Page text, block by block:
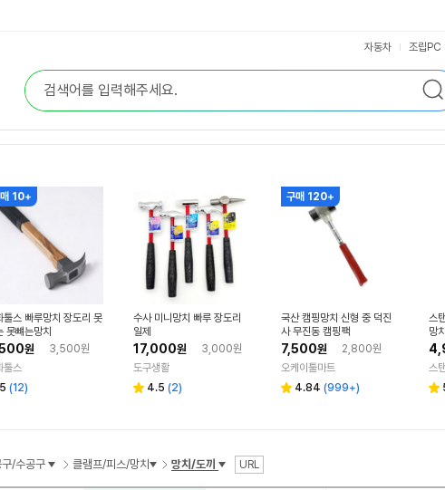
합
검
색
검
색
자동차 조립PC
10+
툴스 빠루망치 장도리 못
못뺴는망치
원
3,500원
툴스
5 리
(12)
수사 미니망치 빠루 장도리
일제
17,000원
3,000원
도구생활
별 4.5 리
(2)
구매 120+
국산 캠핑망치 신형 중 덕진
사 무진동 캠핑팩
7,500원
2,800원
오케이툴마트
별 4.84 리
(999+)
스
망
스
별
/수공구 클램프/피스/망치 망치/도끼 URL